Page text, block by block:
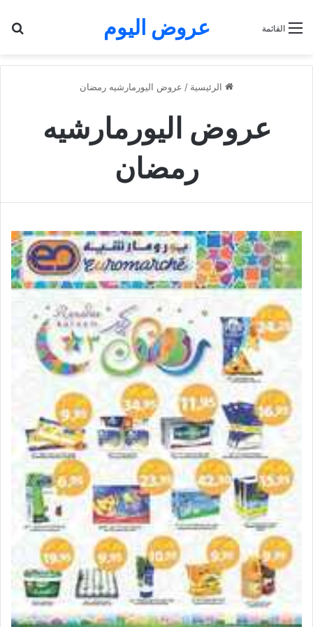
عروض اليوم القائمة
الرئيسية / عروض اليورمارشيه رمضان
عروض اليورمارشيه
رمضان